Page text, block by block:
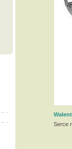
Serce